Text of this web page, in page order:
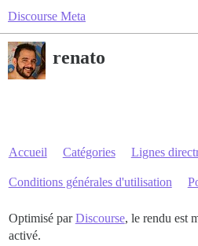
Discourse Meta
renato
Accueil Catégories Lignes
Conditions générales d'utilisation
Optimisé parDiscourse, le rendu est
activé.